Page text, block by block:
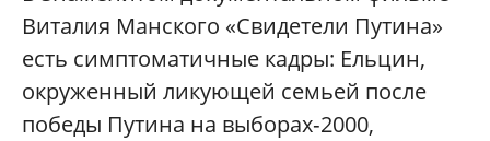
Виталия Манского «Свидетели Путина»
есть симптоматичные кадры: Ельцин,
окруженный ликующей семьей после
победы Путина на выборах‑2000,